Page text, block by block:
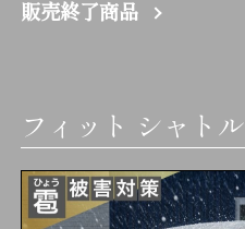
販売終了商品
フィット シャトル